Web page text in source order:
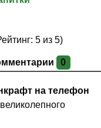
0
5 из 5)
на телефон